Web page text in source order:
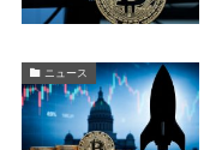
ニュース